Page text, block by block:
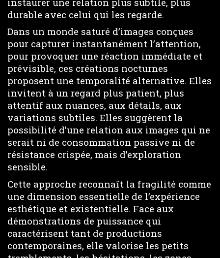
durable avec celui qui les regarde.
Dans un monde saturé d’images conçues
pour capturer instantanément l’attention,
pour provoquer une réaction immédiate et
prévisible, ces créations nocturnes
proposent une temporalité alternative. Elles
invitent à un regard plus patient, plus
attentif aux nuances, aux détails, aux
variations subtiles. Elles suggèrent la
possibilité d’une relation aux images qui ne
serait ni de consommation passive ni de
résistance crispée, mais d’exploration
sensible.
Cette approche reconnaît la fragilité comme
une dimension essentielle de l’expérience
esthétique et existentielle. Face aux
démonstrations de puissance qui
caractérisent tant de productions
contemporaines, elle valorise les petits